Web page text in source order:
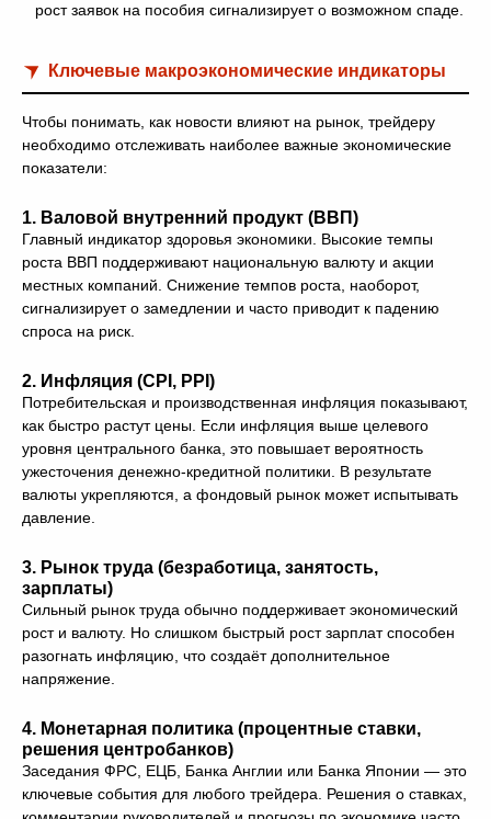
рост заявок на пособия сигнализирует о возможном спаде.
Ключевые макроэкономические индикаторы
Чтобы понимать, как новости влияют на рынок, трейдеру
необходимо отслеживать наиболее важные экономические
показатели:
1. Валовой внутренний продукт (ВВП)
Главный индикатор здоровья экономики. Высокие темпы
роста ВВП поддерживают национальную валюту и акции
местных компаний. Снижение темпов роста, наоборот,
сигнализирует о замедлении и часто приводит к падению
спроса на риск.
2. Инфляция (CPI, PPI)
Потребительская и производственная инфляция показывают,
как быстро растут цены. Если инфляция выше целевого
уровня центрального банка, это повышает вероятность
ужесточения денежно-кредитной политики. В результате
валюты укрепляются, а фондовый рынок может испытывать
давление.
3. Рынок труда (безработица, занятость,
зарплаты)
Сильный рынок труда обычно поддерживает экономический
рост и валюту. Но слишком быстрый рост зарплат способен
разогнать инфляцию, что создаёт дополнительное
напряжение.
4. Монетарная политика (процентные ставки,
решения центробанков)
Заседания ФРС, ЕЦБ, Банка Англии или Банка Японии — это
ключевые события для любого трейдера. Решения о ставках,